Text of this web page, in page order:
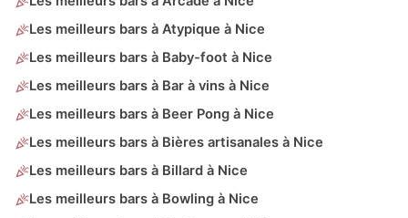
Les meilleurs bars à Atypique à Nice
Les meilleurs bars à Baby-foot à Nice
Les meilleurs bars à Bar à vins à Nice
Les meilleurs bars à Beer Pong à Nice
Les meilleurs bars à Bières artisanales à Nice
Les meilleurs bars à Billard à Nice
Les meilleurs bars à Bowling à Nice